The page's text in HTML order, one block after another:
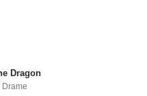
Dragon
Drame